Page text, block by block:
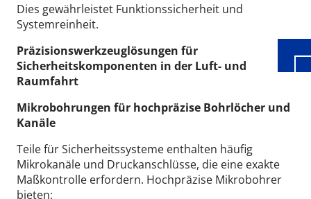
Dies gewährleistet Funktionssicherheit und
Systemreinheit.
Präzisionswerkzeuglösungen für
Sicherheitskomponenten in der Luft- und
Raumfahrt
Mikrobohrungen für hochpräzise Bohrlöcher und
Kanäle
Teile für Sicherheitssysteme enthalten häufig
Mikrokanäle und Druckanschlüsse, die eine exakte
Maßkontrolle erfordern. Hochpräzise Mikrobohrer
bieten: